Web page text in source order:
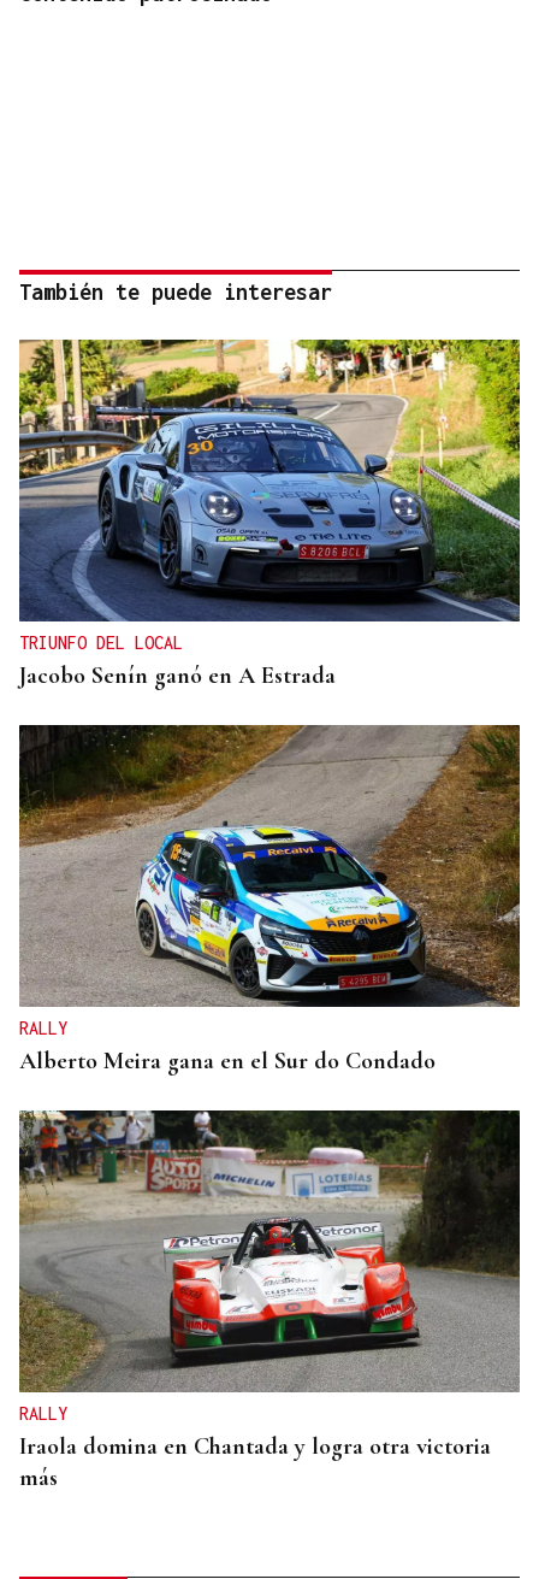
También te puede interesar
TRIUNFO DEL LOCAL
Jacobo Senín ganó en A Estrada
RALLY
Alberto Meira gana en el Sur do Condado
RALLY
Iraola domina en Chantada y logra otra victoria
más